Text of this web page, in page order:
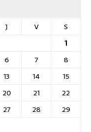
J V
S
1
6 7
8
13 14
15
20 21
22
27 28
29